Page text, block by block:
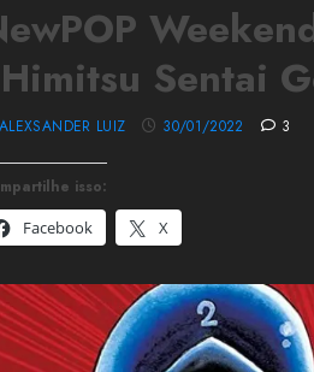
Sentai
isso:
Facebook
X
ALEXSANDER LUIZ 30/01/2022 3